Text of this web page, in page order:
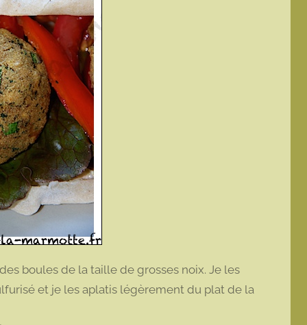
boules de la taille de grosses noix. Je les
et je les aplatis légèrement du plat de la